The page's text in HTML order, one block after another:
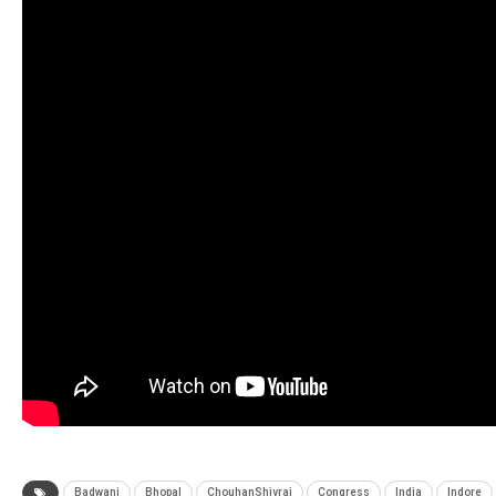
Badwani Bhopal ChouhanShivraj Congress India Indore